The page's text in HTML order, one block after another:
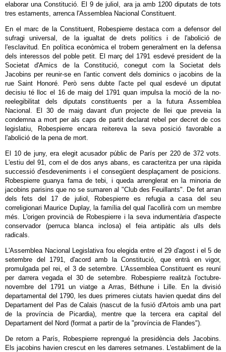
elaborar una Constitució. El 9 de juliol, ara ja amb 1200 diputats de tots
tres estaments, arrenca l'Assemblea Nacional Constituent.
En el marc de la Constituent, Robespierre destaca com a defensor del
sufragi universal, de la igualtat de drets polítics i de l'abolició de
l'esclavitud. En política econòmica el trobem generalment en la defensa
dels interessos del poble petit. El març del 1791 esdevé president de la
Societat d'Amics de la Constitució, conegut com la Societat dels
Jacobins per reunir-se en l'antic convent dels dominics o jacobins de la
rue Saint Honoré. Però sens dubte l'acte pel qual esdevé un diputat
decisiu té lloc el 16 de maig del 1791 quan impulsa la moció de la no-
reelegibilitat dels diputats constituents per a la futura Assemblea
Nacional. El 30 de maig davant d'un projecte de llei que preveia la
condemna a mort per als caps de partit declarat rebel per decret de cos
legislatiu, Robespierre encara reitereva la seva posició favorable a
l'abolició de la pena de mort.
El 10 de juny, era elegit acusador públic de París per 220 de 372 vots.
L'estiu del 91, com el de dos anys abans, es caracteritza per una ràpida
successió d'esdeveniments i el consegüent desplaçament de posicions.
Robespierre guanya fama de tebi, i queda arrenglerat en la minoria de
jacobins parisins que no se sumaren al "Club des Feuillants". De fet arran
dels fets del 17 de juliol, Robespierre es refugia a casa del seu
correligionari Maurice Duplay, la família del qual l'acollirà com un membre
més. L'origen provincià de Robespierre i la seva indumentària d'aspecte
conservador (perruca blanca inclosa) el feia antipàtic als ulls dels
radicals.
L'Assemblea Nacional Legislativa fou elegida entre el 29 d'agost i el 5 de
setembre del 1791, d'acord amb la Constitució, que entrà en vigor,
promulgada pel rei, el 3 de setembre. L'Assemblea Constituent es reuní
per darrera vegada el 30 de setembre. Robespierre realitzà l'octubre-
novembre del 1791 un viatge a Arras, Béthune i Lille. En la divisió
departamental del 1790, les dues primeres ciutats havien quedat dins del
Departament del Pas de Calais (nascut de la fusió d'Artois amb una part
de la província de Picardia), mentre que la tercera era capital del
Departament del Nord (format a partir de la "província de Flandes").
De retorn a París, Robespierre reprengué la presidència dels Jacobins.
Els jacobins havien crescut en les darreres setmanes. L'establiment de la